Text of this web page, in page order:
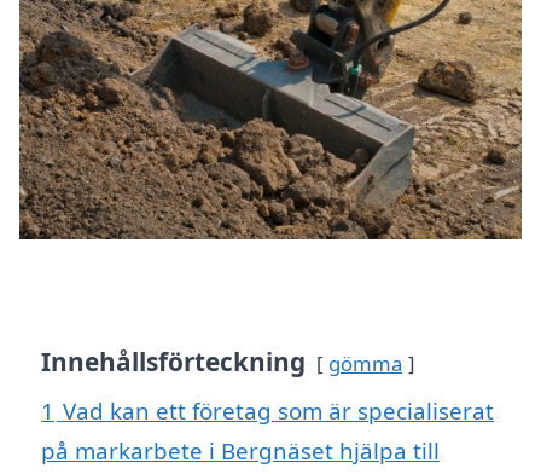
Innehållsförteckning gömma
1 Vad kan ett företag som är specialiserat
på markarbete i Bergnäset hjälpa till